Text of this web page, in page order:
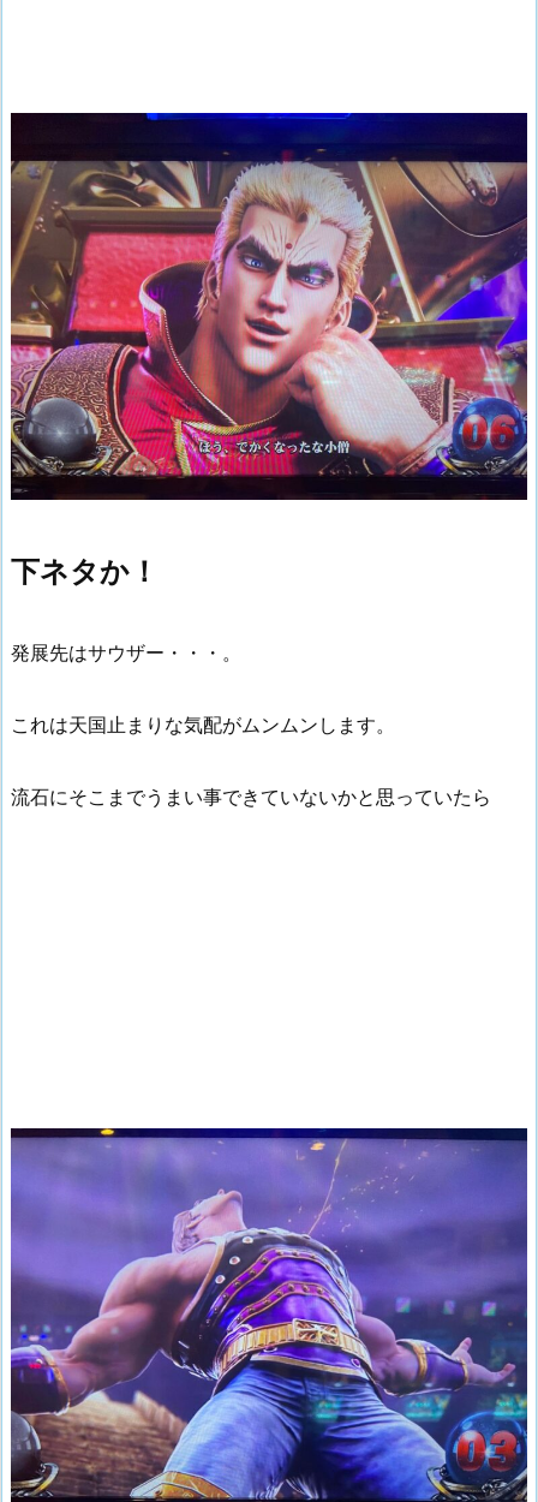
下ネタか！
発展先はサウザー・・・。
これは天国止まりな気配がムンムンします。
流石にそこまでうまい事できていないかと思っていたら